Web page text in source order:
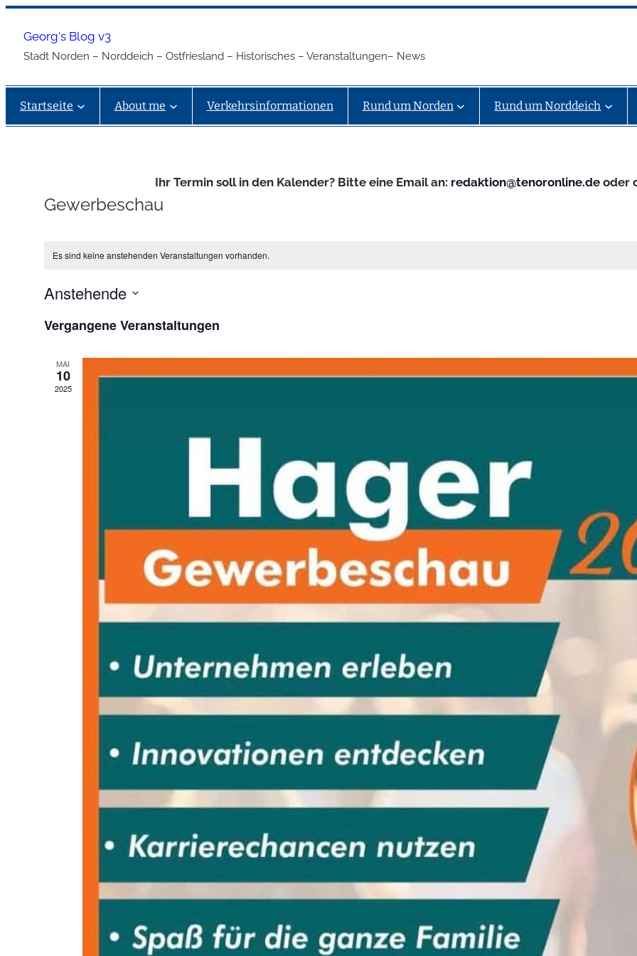
Georg's Blog v3
Stadt Norden – Norddeich – Ostfriesland – Historisches – Veranstaltungen– News
Startseite About me Verkehrsinformationen Rund um Norden Rund um Norddeich
Ihr Termin soll in den Kalender? Bitte eine Email an: redaktion@tenoronline.de oder
Gewerbeschau
Es sind keine anstehenden Veranstaltungen vorhanden.
Anstehende
wählen.
Vergangene Veranstaltungen
MAI
10
2025